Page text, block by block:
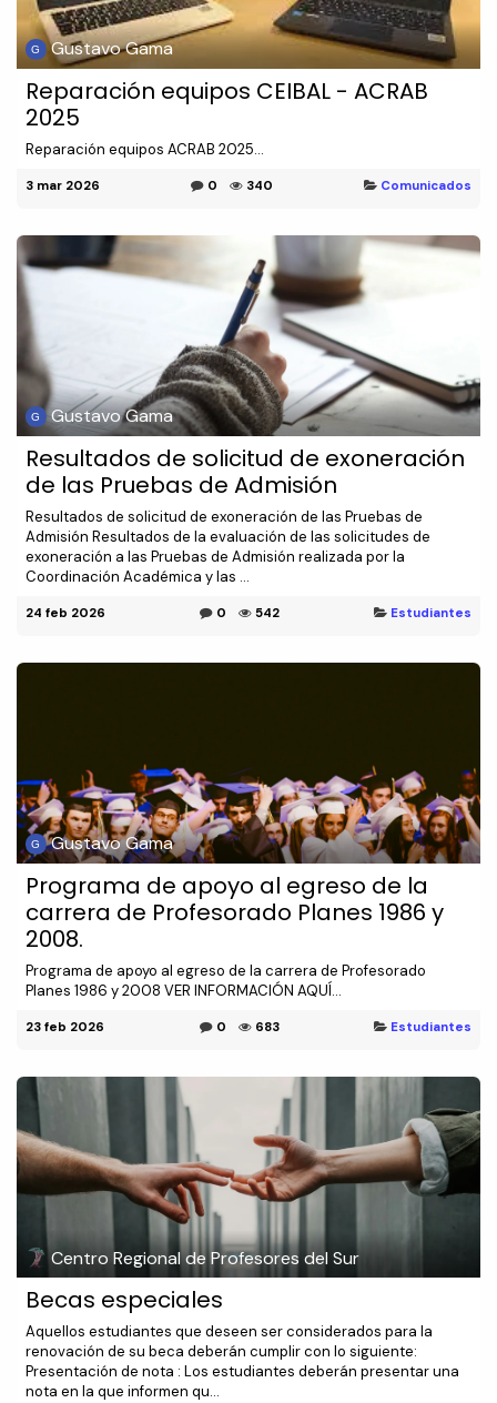
Gustavo Gama
Reparación equipos CEIBAL - ACRAB
2025
Reparación equipos ACRAB 2025...
3 mar 2026 0 340 Comunicados
Gustavo Gama
Resultados de solicitud de exoneración
de las Pruebas de Admisión
Resultados de solicitud de exoneración de las Pruebas de
Admisión Resultados de la evaluación de las solicitudes de
exoneración a las Pruebas de Admisión realizada por la
Coordinación Académica y las ...
24 feb 2026 0 542 Estudiantes
Gustavo Gama
Programa de apoyo al egreso de la
carrera de Profesorado Planes 1986 y
2008.
Programa de apoyo al egreso de la carrera de Profesorado
Planes 1986 y 2008 VER INFORMACIÓN AQUÍ...
23 feb 2026 0 683 Estudiantes
Centro Regional de Profesores del Sur
Becas especiales
Aquellos estudiantes que deseen ser considerados para la
renovación de su beca deberán cumplir con lo siguiente:
Presentación de nota : Los estudiantes deberán presentar una
nota en la que informen qu...